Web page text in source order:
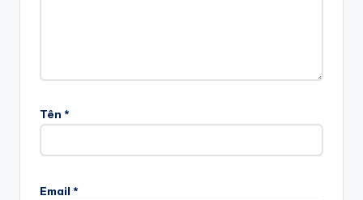
Tên *
Email *